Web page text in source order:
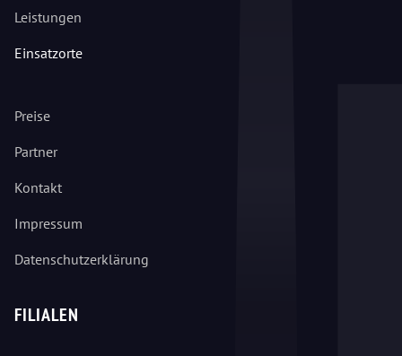
Leistungen
Einsatzorte
Preise
Partner
Kontakt
Impressum
Datenschutzerklärung
FILIALEN